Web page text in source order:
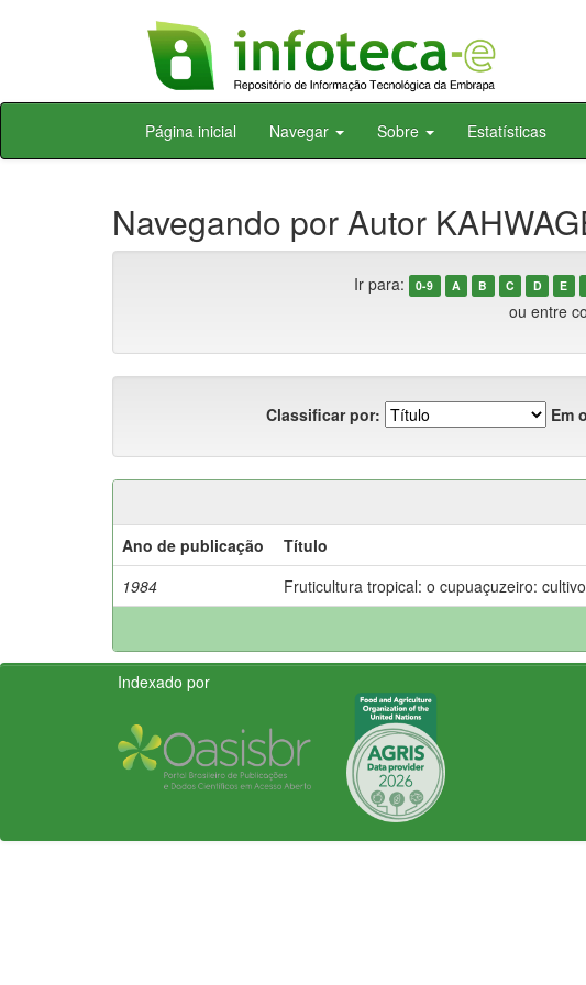
Skip
Página inicial Navegar Sobre Estatísticas
Navegando por Autor
Ir para: 0-9 A B C D E
ou entre
Classificar por: Em
Ano de publicação
Título
1984
Fruticultura tropical: o cupuaçuzeiro:
Indexado por